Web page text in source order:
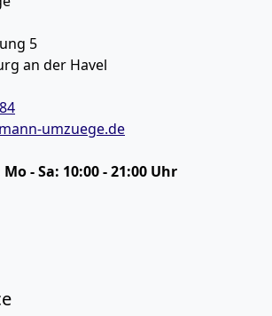
5
an der Havel
umzuege.de
Mo - Sa: 10:00 - 21:00 Uhr